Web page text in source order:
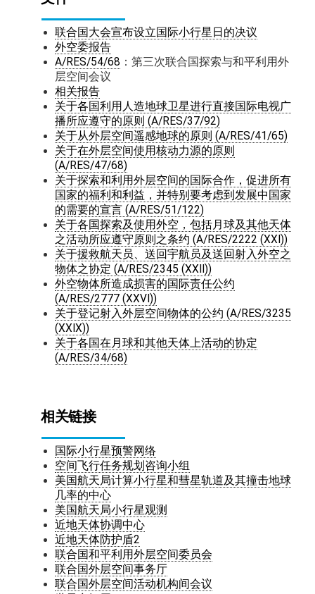
联合国大会宣布设立国际小行星日的决议
外空委报告
A/RES/54/68 ：第三次联合国探索与和平利用外
层空间会议
相关报告
关于各国利用人造地球卫星进行直接国际电视广
播所应遵守的原则 (A/RES/37/92)
关于从外层空间遥感地球的原则 (A/RES/41/65)
关于在外层空间使用核动力源的原则
(A/RES/47/68)
关于探索和利用外层空间的国际合作，促进所有
国家的福利和利益，并特别要考虑到发展中国家
的需要的宣言 (A/RES/51/122)
关于各国探索及使用外空，包括月球及其他天体
之活动所应遵守原则之条约 (A/RES/2222 (XXI))
关于援救航天员、送回宇航员及送回射入外空之
物体之协定 (A/RES/2345 (XXII))
外空物体所造成损害的国际责任公约
(A/RES/2777 (XXVI))
关于登记射入外层空间物体的公约 (A/RES/3235
(XXIX))
关于各国在月球和其他天体上活动的协定
(A/RES/34/68)
相关链接
国际小行星预警网络
空间飞行任务规划咨询小组
美国航天局计算小行星和彗星轨道及其撞击地球
几率的中心
美国航天局小行星观测
近地天体协调中心
近地天体防护盾2
联合国和平利用外层空间委员会
联合国外层空间事务厅
联合国外层空间活动机构间会议